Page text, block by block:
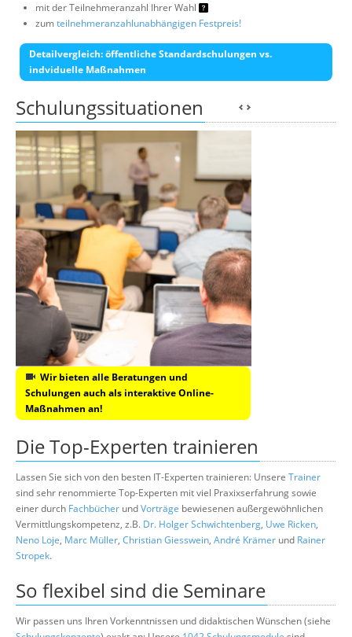
mit der Teilnehmeranzahl Ihrer Wahl
zumteilnehmeranzahlunabhängigen Festpreis!
Detailvergleich: öffentliche Standardschulungen vs.
indviduelle Maßnahmen
Schulungssituationen
Wir bieten alle Beratungen und
Schulungen auch als interaktive Online-
Maßnahmen an!
Die Top-Experten trainieren
Lassen Sie sich von den besten IT-Experten trainieren: Unsere Trainer
sind sehr renommierte Top-Experten mit viel Praxixserfahrung sowie
einer durch Fachbücher undVorträge bewiesenen außergewöhnlichen
Vermittlungskompetenz, z.B. Dr. Holger Schwichtenberg, Uwe Ricken,
Neno Loje, Marc Müller, Christian Giesswein, André Krämer und Rainer
Stropek.
So flexibel sind die Seminare
Wir passen uns Ihren Vorkenntnissen und didaktischen Wünschen (siehe